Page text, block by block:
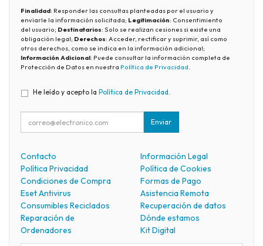
Finalidad: Responder las consultas planteadas por el usuario y
enviarle la información solicitada; Legitimación: Consentimiento
del usuario; Destinatarios: Solo se realizan cesiones si existe una
obligación legal; Derechos: Acceder, rectificar y suprimir, así como
otros derechos, como se indica en la información adicional;
Información Adicional: Puede consultar la información completa de
Protección de Datos en nuestra Política de Privacidad
He leído y acepto la Política de Privacidad.
Enviar
Contacto
Información Legal
Política Privacidad
Política de Cookies
Condiciones de Compra
Formas de Pago
Eset Antivirus
Asistencia Remota
Consumibles Reciclados
Recuperación de datos
Reparación de
Ordenadores
Dónde estamos
Kit Digital